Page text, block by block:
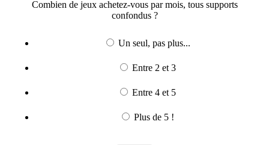
Combien de jeux achetez-vous par mois, tous supports
confondus ?
Un seul, pas plus...
Entre 2 et 3
Entre 4 et 5
Plus de 5 !